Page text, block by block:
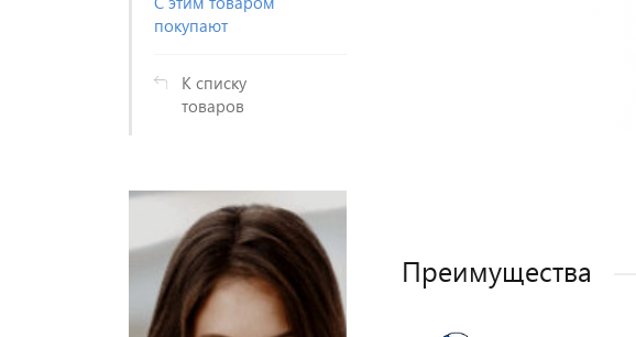
покупают
К списку
товаров
Преимущества